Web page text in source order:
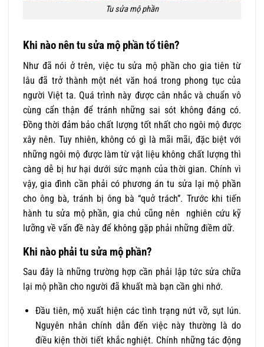
Tu sửa mộ phần
Khi nào nên tu sửa mộ phần tổ tiên?
Như đã nói ở trên, việc tu sửa mộ phần cho gia tiên từ
lâu đã trở thành một nét văn hoá trong phong tục của
người Việt ta. Quá trình này được cân nhắc và chuẩn vô
cùng cẩn thận để tránh những sai sót không đáng có.
Đồng thời đảm bảo chất lượng tốt nhất cho ngôi mộ được
xây nên. Tuy nhiên, không có gì là mãi mãi, đặc biệt với
những ngôi mộ được làm từ vật liệu không chất lượng thì
càng dễ bị hư hại dưới sức mạnh của thời gian. Chính vì
vậy, gia đình cần phải có phương án tu sửa lại mộ phần
cho ông bà, tránh bị ông bà “quở trách”. Trước khi tiến
hành tu sửa mộ phần, gia chủ cũng nên nghiên cứu kỹ
lưỡng về vấn đề này để không gặp phải những điềm dữ.
Khi nào phải tu sửa mộ phần?
Sau đây là những trường hợp cần phải lập tức sửa chữa
lại mộ phần cho người đã khuất mà bạn cần ghi nhớ.
Đầu tiên, mộ xuất hiện các tình trạng nứt vỡ, sụt lún.
Nguyên nhân chính dẫn đến việc này thường là do
điều kiện thời tiết khắc nghiệt. Chính những tác động